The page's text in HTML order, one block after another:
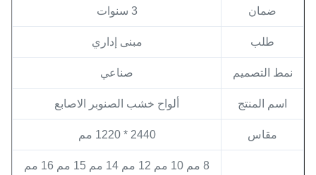
ضمان 3 سنوات
طلب مبنى إداري
نمط التصميم صناعي
اسم المنتج ألواح خشب الصنوبر الاصابع
مقاس 2440 * 1220 مم
8 مم 10 مم 12 مم 14 مم 15 مم 16 مم